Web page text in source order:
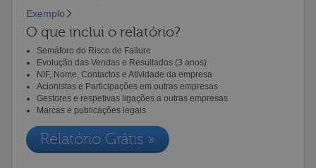
Exemplo
O que inclui o relatório?
Semáforo do Risco de Failure
Evolução das Vendas e Resultados (3 anos)
NIF, Nome, Contactos e Atividade da empresa
Acionistas e Participações em outras empresas
Gestores e respetivas ligações a outras empresas
Marcas e publicações legais
Relatório Grátis »